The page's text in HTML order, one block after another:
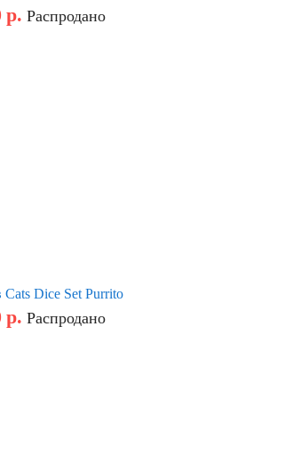
р. Распродано
Dice Set Purrito
р. Распродано